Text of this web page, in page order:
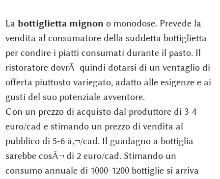
La bottiglietta mignon o monodose. Prevede la
vendita al consumatore della suddetta bottiglietta
per condire i piatti consumati durante il pasto. Il
ristoratore dovrÃ quindi dotarsi di un ventaglio di
offerta piuttosto variegato, adatto alle esigenze e ai
gusti del suo potenziale avventore.
Con un prezzo di acquisto dal produttore di 3-4
euro/cad e stimando un prezzo di vendita al
pubblico di 5-6 â‚¬/cad. Il guadagno a bottiglia
sarebbe cosÃ¬ di 2 euro/cad. Stimando un
consumo annuale di 1000-1200 bottiglie si arriva